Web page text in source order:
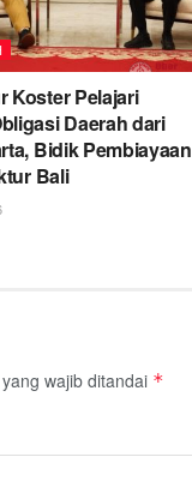
Koster Pelajari
Daerah dari
Bidik Pembiayaan
Bali
wajib ditandai *